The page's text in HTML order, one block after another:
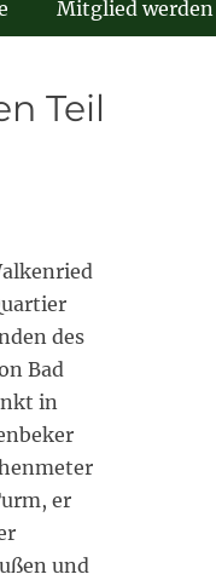
Mitglied werden
Teil
des
Bad
in
er
und